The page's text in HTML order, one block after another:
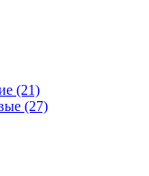
(21)
(27)